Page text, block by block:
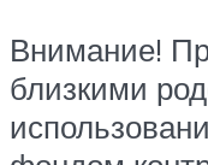
Внимание!
близкими